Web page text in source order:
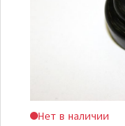
Нет в наличии